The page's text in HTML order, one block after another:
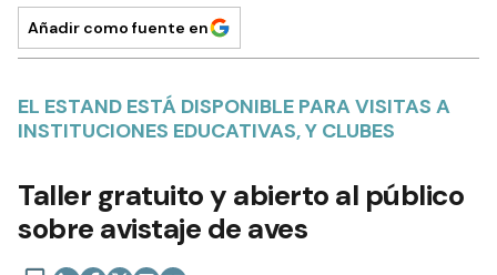
Añadir como fuente en
EL ESTAND ESTÁ DISPONIBLE PARA VISITAS A
INSTITUCIONES EDUCATIVAS, Y CLUBES
Taller gratuito y abierto al público
sobre avistaje de aves